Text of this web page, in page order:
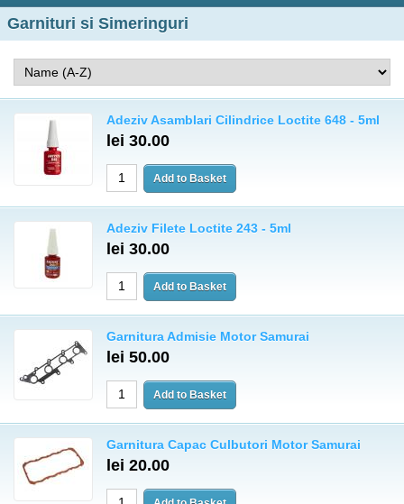
Garnituri si Simeringuri
Adeziv Asamblari Cilindrice Loctite 648 - 5ml
lei 30.00
Adeziv Filete Loctite 243 - 5ml
lei 30.00
Garnitura Admisie Motor Samurai
lei 50.00
Garnitura Capac Culbutori Motor Samurai
lei 20.00